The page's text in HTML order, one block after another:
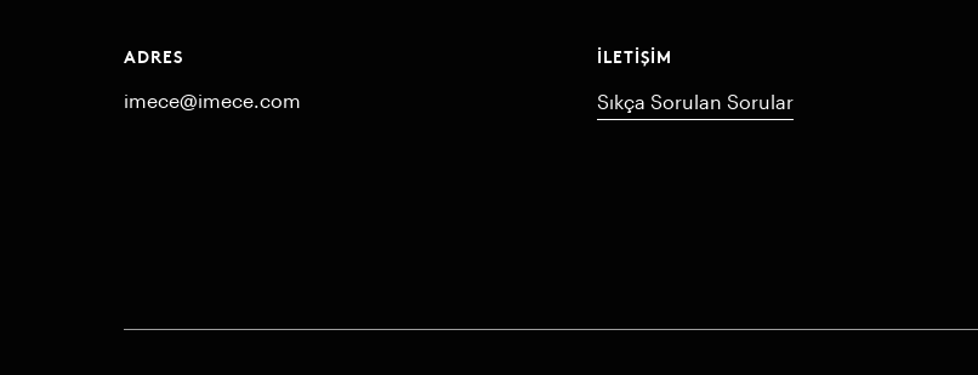
ADRES
imece@imece.com
İLETIŞIM
Sıkça Sorulan Sorular